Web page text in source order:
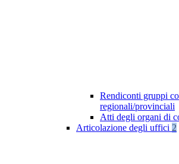
Rendiconti gruppi
regionali/provinciali
Atti degli organi di
Articolazione degli uffici 2